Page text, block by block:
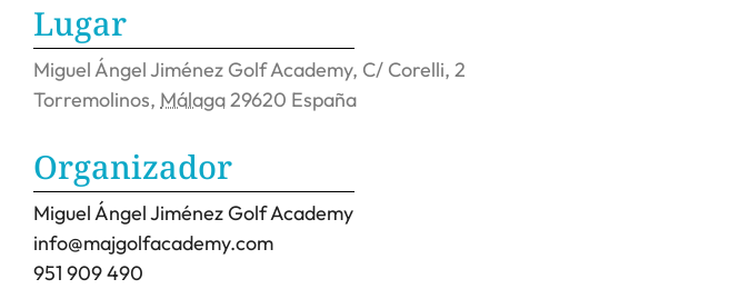
Lugar
Miguel Ángel Jiménez Golf Academy, C/ Corelli, 2
Torremolinos, Málaga29620 España
Organizador
Miguel Ángel Jiménez Golf Academy
info@majgolfacademy.com
951 909 490